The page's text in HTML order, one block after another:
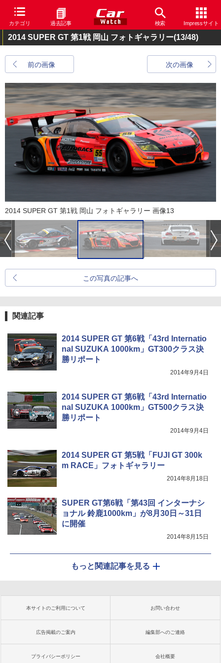
カテゴリ 過去記事 検索 Impressサイト
2014 SUPER GT 第1戦 岡山 フォトギャラリー(13/48)
前の画像 次の画像
2014 SUPER GT 第1戦 岡山 フォトギャラリー 画像13
この写真の記事へ
関連記事
2014 SUPER GT 第6戦「43rd Internatio
nal SUZUKA 1000km」GT300クラス決
勝リポート
2014年9月4日
2014 SUPER GT 第6戦「43rd Internatio
nal SUZUKA 1000km」GT500クラス決
勝リポート
2014年9月4日
2014 SUPER GT 第5戦「FUJI GT 300k
m RACE」フォトギャラリー
2014年8月18日
SUPER GT第6戦「第43回 インターナシ
ョナル 鈴鹿1000km」が8月30日～31日
に開催
2014年8月15日
もっと関連記事を見る
本サイトのご利用について お問い合わせ
広告掲載のご案内 編集部へのご連絡
プライバシーポリシー 会社概要